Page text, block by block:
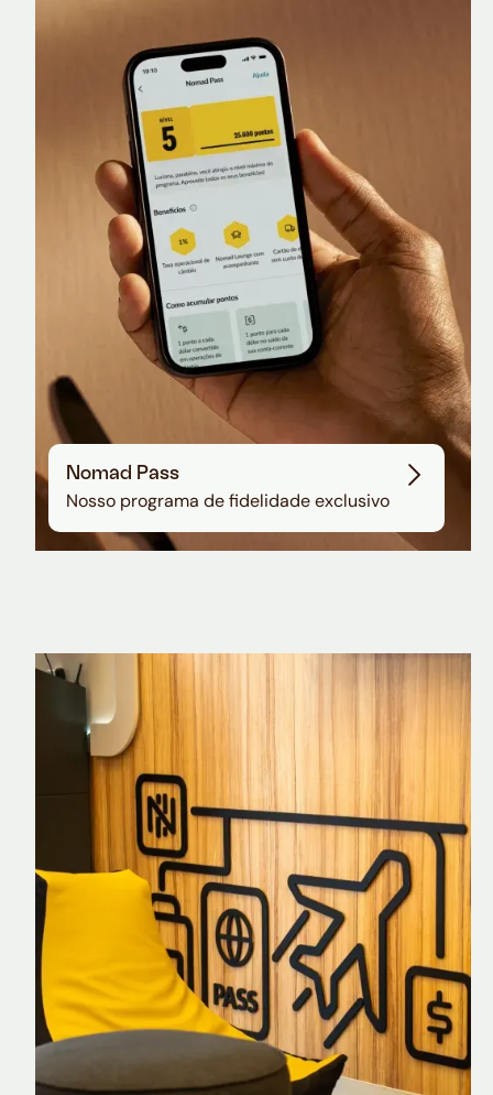
Nomad Lounge
Sala VIP no Aeroporto de Guarulhos
Nomad Pass
Nosso programa de fidelidade exclusivo
Nomad Explorer
Cartão de crédito brasileiro com cashback
em dólar